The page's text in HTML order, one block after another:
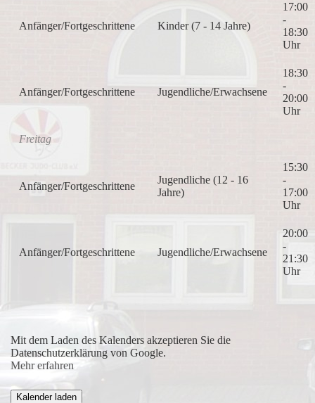
Anfänger/Fortgeschrittene Kinder (7 - 14 Jahre)
17:00
-
18:30
Uhr
Anfänger/Fortgeschrittene Jugendliche/Erwachsene
18:30
-
20:00
Uhr
Freitag
Anfänger/Fortgeschrittene
Jugendliche (12 - 16
Jahre)
15:30
-
17:00
Uhr
Anfänger/Fortgeschrittene Jugendliche/Erwachsene
20:00
-
21:30
Uhr
Mit dem Laden des Kalenders akzeptieren Sie die
Datenschutzerklärung von Google.
Mehr erfahren
Kalender laden